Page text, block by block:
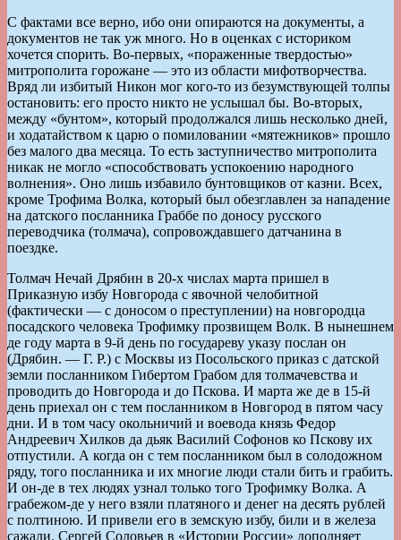
С фактами все верно, ибо они опираются на документы, а
документов не так уж много. Но в оценках с историком
хочется спорить. Во-первых, «пораженные твердостью»
митрополита горожане — это из области мифотворчества.
Вряд ли избитый Никон мог кого-то из безумствующей толпы
остановить: его просто никто не услышал бы. Во-вторых,
между «бунтом», который продолжался лишь несколько дней,
и ходатайством к царю о помиловании «мятежников» прошло
без малого два месяца. То есть заступничество митрополита
никак не могло «способствовать успокоению народного
волнения». Оно лишь избавило бунтовщиков от казни. Всех,
кроме Трофима Волка, который был обезглавлен за нападение
на датского посланника Граббе по доносу русского
переводчика (толмача), сопровождавшего датчанина в
поездке.
Толмач Нечай Дрябин в 20-х числах марта пришел в
Приказную избу Новгорода с явочной челобитной
(фактически — с доносом о преступлении) на новгородца
посадского человека Трофимку прозвищем Волк. В нынешнем
де году марта в 9-й день по государеву указу послан он
(Дрябин. — Г. Р.) с Москвы из Посольского приказ с датской
земли посланником Гибертом Грабом для толмачевства и
проводить до Новгорода и до Пскова. И марта же де в 15-й
день приехал он с тем посланником в Новгород в пятом часу
дни. И в том часу окольничий и воевода князь Федор
Андреевич Хилков да дьяк Василий Софонов ко Пскову их
отпустили. А когда он с тем посланником был в солодожном
ряду, того посланника и их многие люди стали бить и грабить.
И он-де в тех людях узнал только того Трофимку Волка. А
грабежом-де у него взяли платяного и денег на десять рублей
с полтиною. И привели его в земскую избу, били и в железа
сажали. Сергей Соловьев в «Истории России» дополняет